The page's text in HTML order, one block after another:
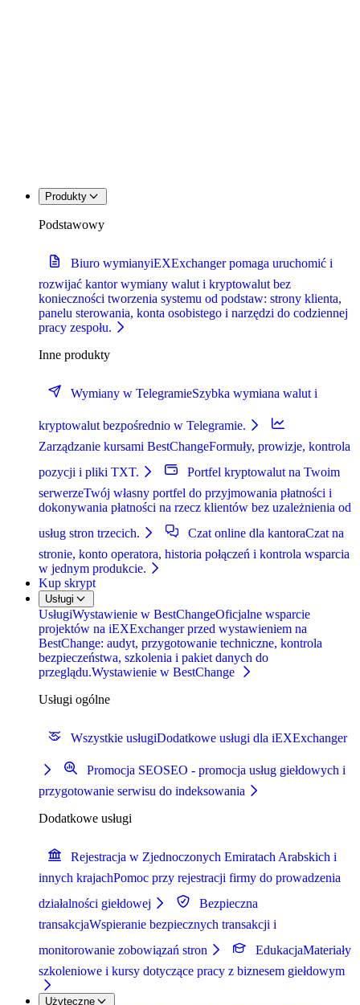
Produkty
Podstawowy
Biuro wymianyiEXExchanger pomaga uruchomić i
rozwijać kantor wymiany walut i kryptowalut bez
konieczności tworzenia systemu od podstaw: strony klienta,
panelu sterowania, konta osobistego i narzędzi do codziennej
pracy zespołu.
Inne produkty
Wymiany w TelegramieSzybka wymiana walut i
kryptowalut bezpośrednio w Telegramie.
Zarządzanie kursami BestChangeFormuły, prowizje, kontrola
pozycji i pliki TXT.
Portfel kryptowalut na Twoim
serwerzeTwój własny portfel do przyjmowania płatności i
dokonywania płatności na rzecz klientów bez uzależnienia od
usług stron trzecich.
Czat online dla kantoraCzat na
stronie, konto operatora, historia połączeń i kontrola wsparcia
w jednym produkcie.
Kup skrypt
Usługi
UsługiWystawienie w BestChangeOficjalne wsparcie
projektów na iEXExchanger przed wystawieniem na
BestChange: audyt, przygotowanie techniczne, kontrola
bezpieczeństwa, szkolenia i pakiet danych do
przeglądu.Wystawienie w BestChange
Usługi ogólne
Wszystkie usługiDodatkowe usługi dla iEXExchanger
Promocja SEOSEO - promocja usług giełdowych i
przygotowanie serwisu do indeksowania
Dodatkowe usługi
Rejestracja w Zjednoczonych Emiratach Arabskich i
innych krajachPomoc przy rejestracji firmy do prowadzenia
działalności giełdowej
Bezpieczna
transakcjaWspieranie bezpiecznych transakcji i
monitorowanie zobowiązań stron
EdukacjaMateriały
szkoleniowe i kursy dotyczące pracy z biznesem giełdowym
Użyteczne